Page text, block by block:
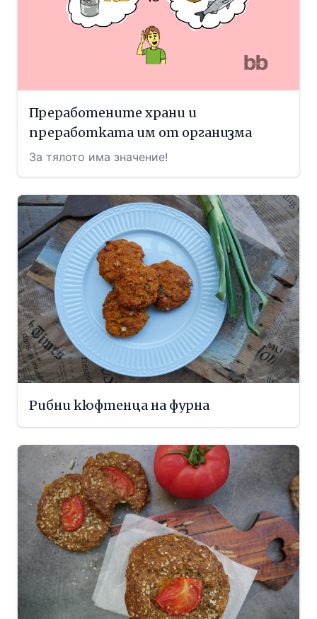
Преработените храни и
преработката им от организма
За тялото има значение!
Рибни кюфтенца на фурна